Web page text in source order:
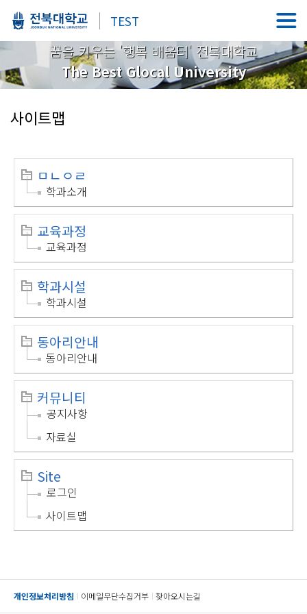
TEST
꿈을 키우는 '행복 배움터' 전북대학교
The Best Glocal University
사이트맵
ㅁㄴㅇㄹ
학과소개
교육과정
교육과정
학과시설
학과시설
동아리안내
동아리안내
커뮤니티
공지사항
자료실
Site
로그인
사이트맵
개인정보처리방침 이메일무단수집거부 찾아오시는길